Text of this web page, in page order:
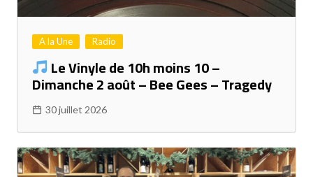
A la Une Radio
Le Vinyle de 10h moins 10 –
Dimanche 2 août – Bee Gees – Tragedy
30 juillet 2026